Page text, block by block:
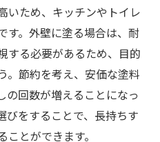
いため、キッチンやトイレ
す。外壁に塗る場合は、耐
する必要があるため、目的
。節約を考え、安価な塗料
の回数が増えることになっ
びをすることで、長持ちす
とができます。